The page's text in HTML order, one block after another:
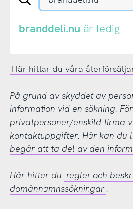
eller
branddeli.nu är ledig
Här hittar du våra
På grund av skyddet av
information vid en sökning.
privatpersoner/enskild firma
kontaktuppgifter. Här kan du
begär att ta del av den
Här hittar du regler och
domännamnssökningar .